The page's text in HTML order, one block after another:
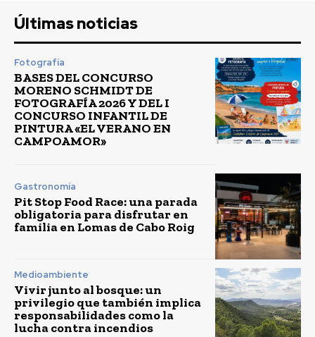
Últimas noticias
Fotografía
BASES DEL CONCURSO
MORENO SCHMIDT DE
FOTOGRAFÍA 2026 Y DEL I
CONCURSO INFANTIL DE
PINTURA «EL VERANO EN
CAMPOAMOR»
Gastronomía
Pit Stop Food Race: una parada
obligatoria para disfrutar en
familia en Lomas de Cabo Roig
Medioambiente
Vivir junto al bosque: un
privilegio que también implica
responsabilidades como la
lucha contra incendios